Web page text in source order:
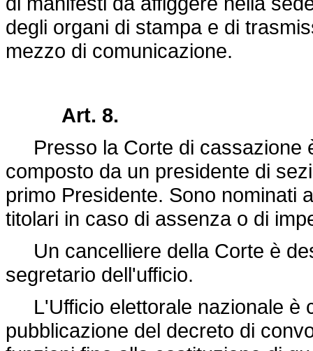
degli organi di stampa e di
mezzo di comunicazione.
Art. 8.
Presso la Corte di cassazione
composto da un presidente di
primo Presidente. Sono nominati
titolari in caso di assenza o di
Un cancelliere della Corte è
segretario dell'ufficio.
L'Ufficio elettorale nazionale è
pubblicazione del decreto di